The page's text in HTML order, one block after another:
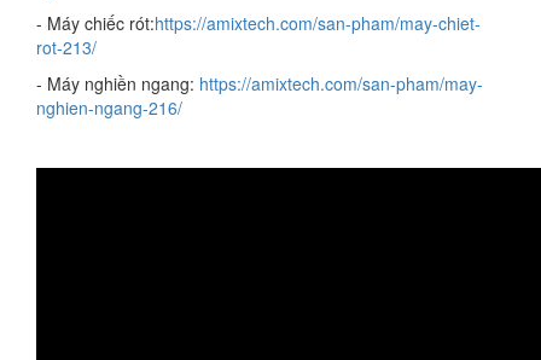
- Máy chiếc rót:https://amixtech.com/san-pham/may-chiet-
rot-213/
- Máy nghiền ngang: https://amixtech.com/san-pham/may-
nghien-ngang-216/